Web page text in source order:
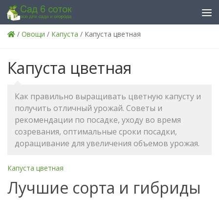
Skip to content
/ Овощи / Капуста / Капуста цветная
Капуста цветная
Как правильно выращивать цветную капусту и
получить отличный урожай. Советы и
рекомендации по посадке, уходу во время
созревания, оптимальные сроки посадки,
доращивание для увеличения объемов урожая.
Капуста цветная
Лучшие сорта и гибриды